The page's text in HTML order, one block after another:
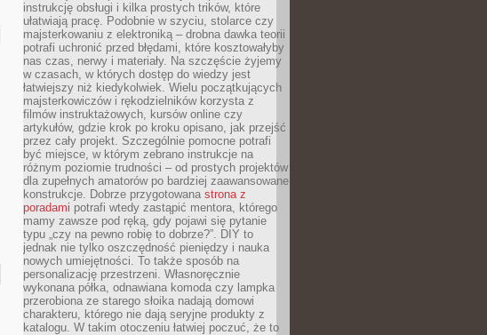
instrukcję obsługi i kilka prostych trików, które
ułatwiają pracę. Podobnie w szyciu, stolarce czy
majsterkowaniu z elektroniką – drobna dawka teorii
potrafi uchronić przed błędami, które kosztowałyby
nas czas, nerwy i materiały. Na szczęście żyjemy
w czasach, w których dostęp do wiedzy jest
łatwiejszy niż kiedykolwiek. Wielu początkujących
majsterkowiczów i rękodzielników korzysta z
filmów instruktażowych, kursów online czy
artykułów, gdzie krok po kroku opisano, jak przejść
przez cały projekt. Szczególnie pomocne potrafi
być miejsce, w którym zebrano instrukcje na
różnym poziomie trudności – od prostych projektów
dla zupełnych amatorów po bardziej zaawansowane
konstrukcje. Dobrze przygotowana strona z
poradami potrafi wtedy zastąpić mentora, którego
mamy zawsze pod ręką, gdy pojawi się pytanie
typu „czy na pewno robię to dobrze?”. DIY to
jednak nie tylko oszczędność pieniędzy i nauka
nowych umiejętności. To także sposób na
personalizację przestrzeni. Własnoręcznie
wykonana półka, odnawiana komoda czy lampka
przerobiona ze starego słoika nadają domowi
charakteru, którego nie dają seryjne produkty z
katalogu. W takim otoczeniu łatwiej poczuć, że to